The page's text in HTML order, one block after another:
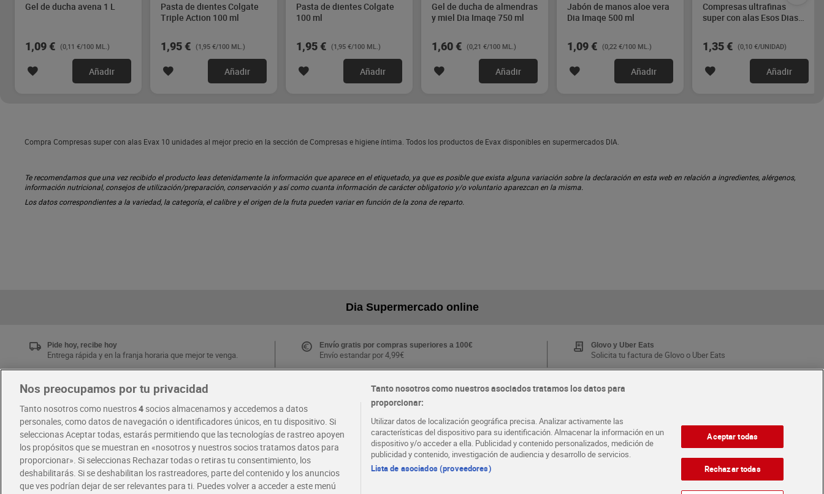
Gel de ducha avena 1 L
1,09 € (0,11 €/100 ML.)
Añadir
Pasta de dientes Colgate
Triple Action 100 ml
1,95 € (1,95 €/100 ML.)
Añadir
Pasta de dientes Colgate
100 ml
1,95 € (1,95 €/100 ML.)
Añadir
Gel de ducha de almendras
y miel Dia Imaqe 750 ml
1,60 € (0,21 €/100 ML.)
Añadir
Jabón de manos aloe vera
Dia Imaqe 500 ml
1,09 € (0,22 €/100 ML.)
Añadir
Compresas ultrafinas
super con alas Esos Dias
1,35 € (0,10 €/UNIDAD)
Añadir
Compra Compresas super con alas Evax 10 unidades al mejor precio en la sección de Compresas e higiene íntima. Todos los productos de Evax disponibles en supermercados DIA.
Te recomendamos que una vez recibido el producto leas detenidamente la información que aparece en el etiquetado, ya que es posible que exista alguna variación sobre la declaración en esta web en relación a ingredientes, alérgenos,
información nutricional, consejos de utilización/preparación, conservación y así como cuanta información de carácter obligatorio y/o voluntario aparezcan en la misma.
Los datos correspondientes a la variedad, la categoría, el calibre y el origen de la fruta pueden variar en función de la zona de reparto.
Dia Supermercado online
Pide hoy, recibe hoy
Entrega rápida y en la franja horaria que mejor te venga.
Envío gratis por compras superiores a 100€
Envío estandar por 4,99€
Glovo y Uber Eats
Solicita tu factura de Glovo o Uber Eats
Disfruta las ventajas y ofertas exclusivas.
Descárgate la APP Dia
Folletos y Tiendas
cercana
¡Solicita tu tarjeta de crédito aquí!
RECETAS · COMER MEJOR CADA DIA · EMPLEO
Nos preocupamos por tu privacidad
Tanto nosotros como nuestros4socios almacenamos y accedemos a datos
personales, como datos de navegación o identificadores únicos, en tu dispositivo. Si
seleccionas Aceptar todas, estarás permitiendo que las tecnologías de rastreo apoyen
los propósitos que se muestran en «nosotros y nuestros socios tratamos datos para
proporcionar». Si seleccionas Rechazar todas o retiras tu consentimiento, los
deshabilitarás. Si se deshabilitan los rastreadores, parte del contenido y los anuncios
que ves podrían dejar de ser relevantes para ti. Puedes volver a acceder a este menú
Tanto nosotros como nuestros asociados tratamos los datos para
proporcionar:
Utilizar datos de localización geográfica precisa. Analizar activamente las
características del dispositivo para su identificación. Almacenar la información en un
dispositivo y/o acceder a ella. Publicidad y contenido personalizados, medición de
publicidad y contenido, investigación de audiencia y desarrollo de servicios.
Lista de asociados (proveedores)
Aceptar todas
Rechazar todas